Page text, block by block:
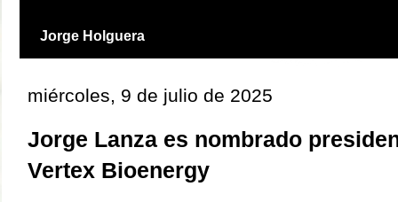
Jorge Holguera
miércoles, 9 de julio de 2025
Jorge Lanza es nombrado
Vertex Bioenergy